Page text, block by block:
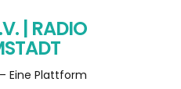
| RADIO
Eine Plattform